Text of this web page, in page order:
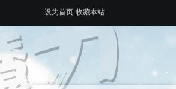
设为首页 收藏本站